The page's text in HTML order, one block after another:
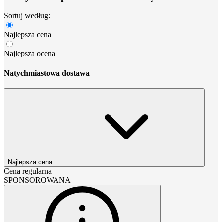
Sortuj według:
Najlepsza cena
Najlepsza ocena
Natychmiastowa dostawa
Najlepsza cena
Cena regularna
SPONSOROWANA